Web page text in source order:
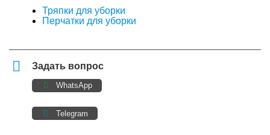
Тряпки для уборки
Перчатки для уборки
Задать вопрос
WhatsApp
Telegram